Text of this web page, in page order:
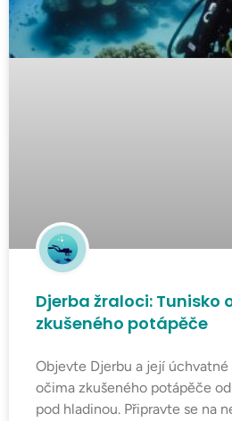
Djerba žraloci: Tunisko
zkušeného potápěče
Objevte Djerbu a její úchvatné
očima zkušeného potápěče
pod hladinou. Připravte se na